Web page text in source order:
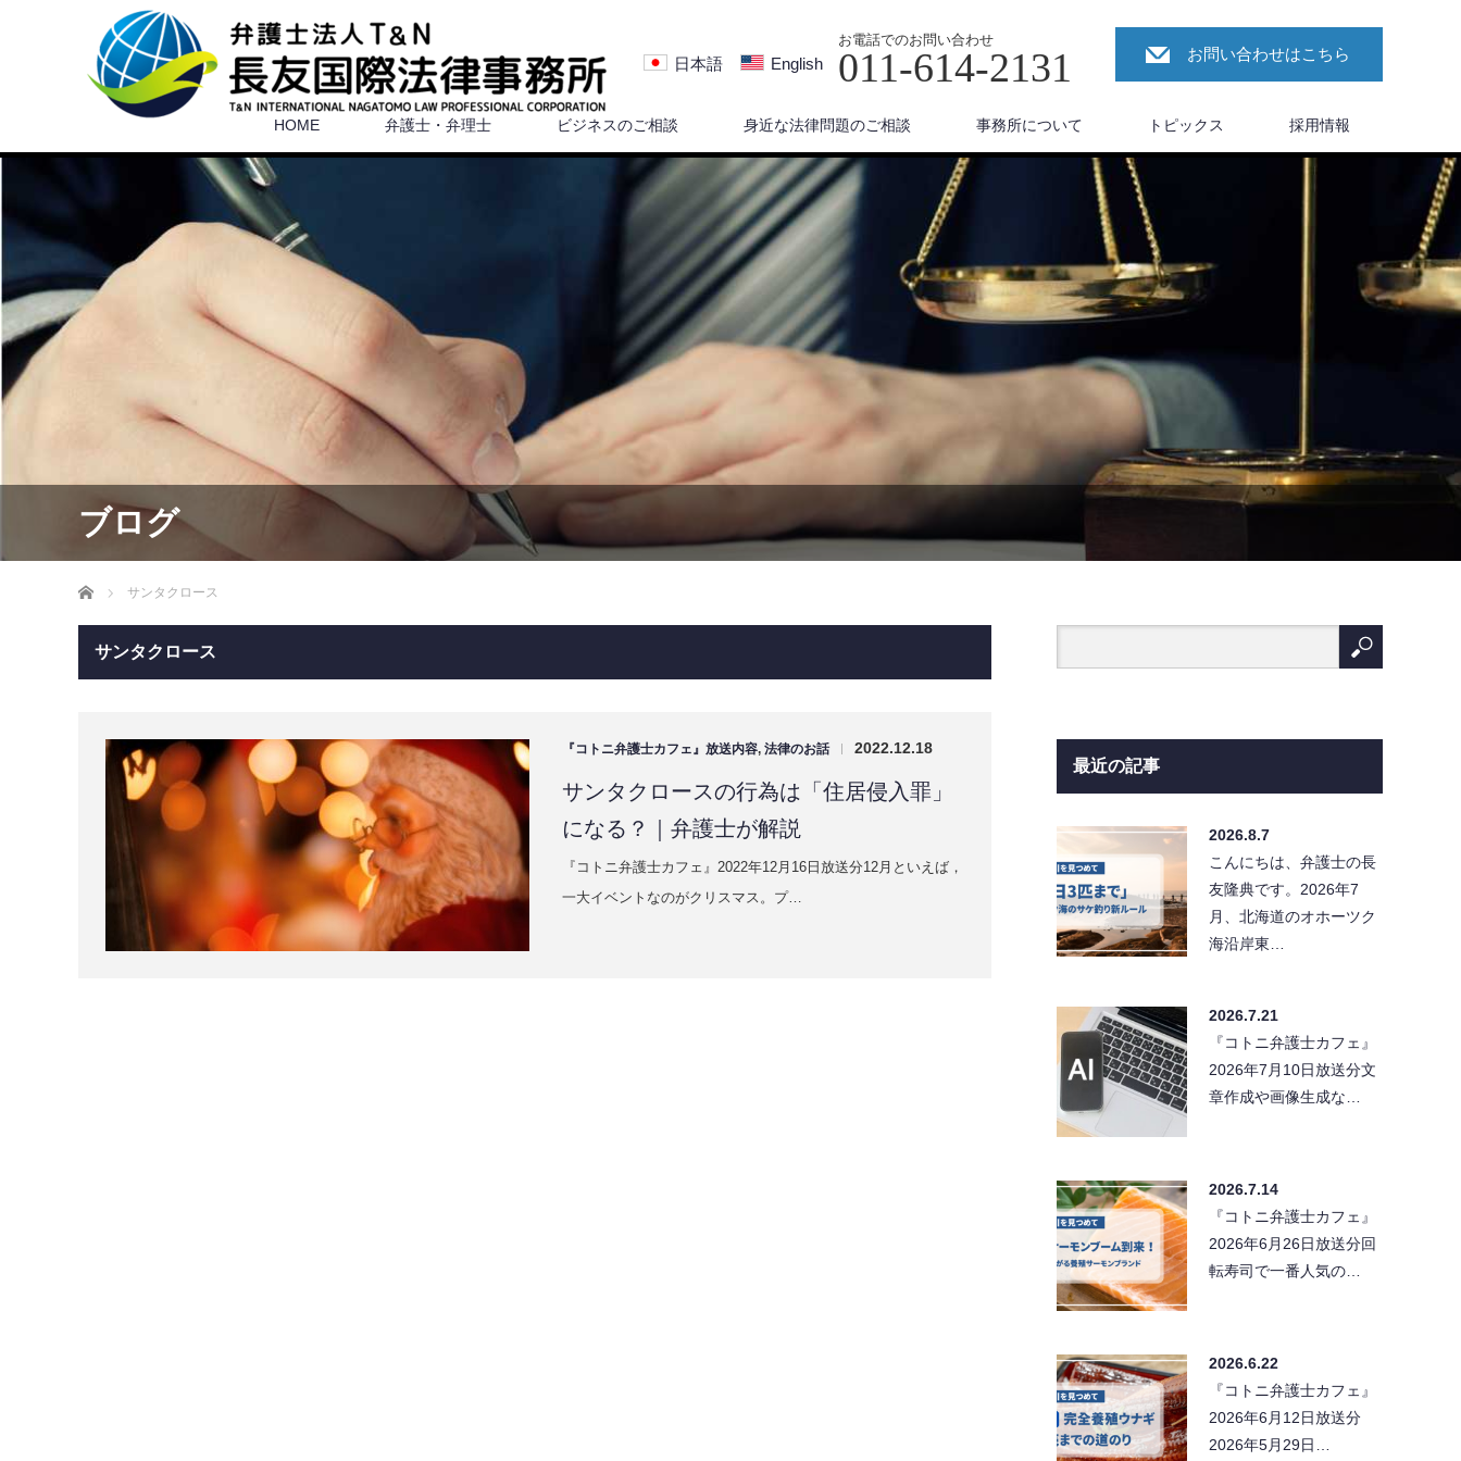
日本語 English
お電話でのお問い合わせ
011-614-2131 お問い合わせはこちら
HOME 弁護士・弁理士 ビジネスのご相談 身近な法律問題のご相談 事務所について トピックス 採用情報
ブログ
ホーム サンタクロース
サンタクロース
『コトニ弁護士カフェ』放送内容, 法律のお話 | 2022.12.18
サンタクロースの行為は「住居侵入罪」
になる？｜弁護士が解説
『コトニ弁護士カフェ』2022年12月16日放送分12月といえば，
一大イベントなのがクリスマス。プ…
最近の記事
2026.8.7
こんにちは、弁護士の長
友隆典です。2026年7
月、北海道のオホーツク
海沿岸東…
2026.7.21
『コトニ弁護士カフェ』
2026年7月10日放送分文
章作成や画像生成な…
2026.7.14
『コトニ弁護士カフェ』
2026年6月26日放送分回
転寿司で一番人気の…
2026.6.22
『コトニ弁護士カフェ』
2026年6月12日放送分
2026年5月29日…